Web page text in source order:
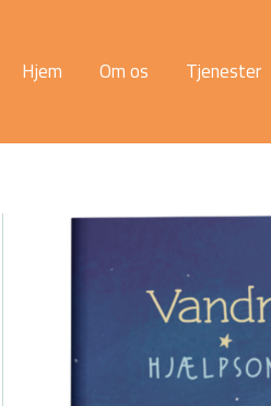
Hjem Om os Tjenester